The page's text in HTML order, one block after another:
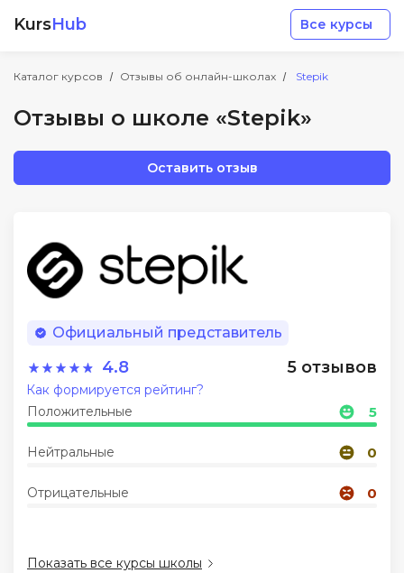
KursHub Все курсы
Каталог курсов Отзывы об онлайн-школах Stepik
Отзывы о школе «Stepik»
Оставить отзыв
Официальный представитель
4.8 5 отзывов
Положительные 5
Нейтральные 0
Отрицательные 0
Как формируется рейтинг?
Показать все курсы школы
Маркетинг
Дизайн
Аналитика
Менеджмент
Иностранные языки
Soft Skills